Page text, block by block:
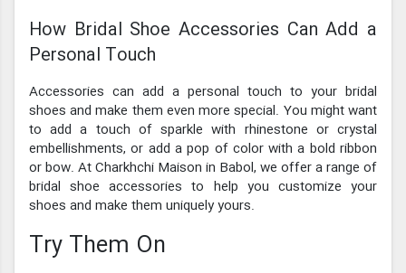
How Bridal Shoe Accessories Can Add a
Personal Touch
Accessories can add a personal touch to your bridal
shoes and make them even more special. You might want
to add a touch of sparkle with rhinestone or crystal
embellishments, or add a pop of color with a bold ribbon
or bow. At Charkhchi Maison in Babol, we offer a range of
bridal shoe accessories to help you customize your
shoes and make them uniquely yours.
Try Them On